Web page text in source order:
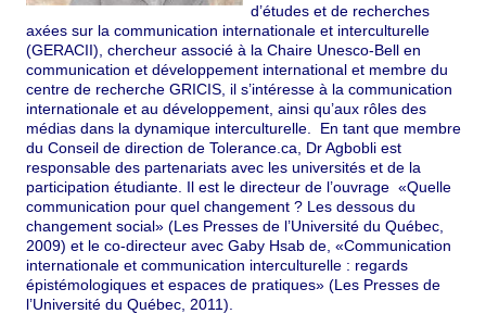
d’études et de recherches
axées sur la communication internationale et interculturelle
(GERACII), chercheur associé à la Chaire Unesco-Bell en
communication et développement international et membre du
centre de recherche GRICIS, il s’intéresse à la communication
internationale et au développement, ainsi qu’aux rôles des
médias dans la dynamique interculturelle. En tant que membre
du Conseil de direction de Tolerance.ca, Dr Agbobli est
responsable des partenariats avec les universités et de la
participation étudiante. Il est le directeur de l’ouvrage «Quelle
communication pour quel changement ? Les dessous du
changement social» (Les Presses de l’Université du Québec,
2009) et le co-directeur avec Gaby Hsab de, «Communication
internationale et communication interculturelle : regards
épistémologiques et espaces de pratiques» (Les Presses de
l’Université du Québec, 2011).